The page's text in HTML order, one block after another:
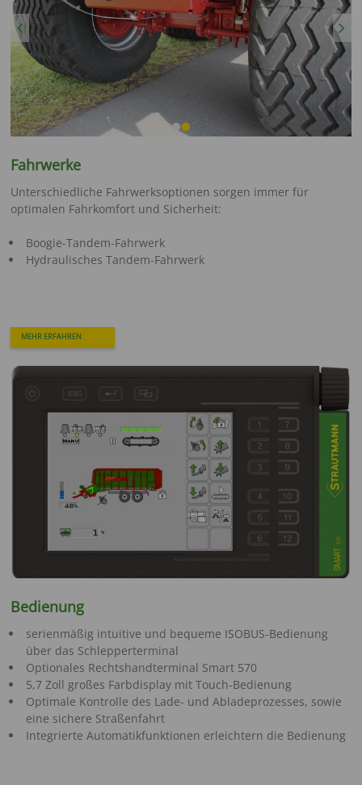
Previous
Fahrwerke
Unterschiedliche Fahrwerksoptionen sorgen immer für
optimalen Fahrkomfort und Sicherheit:
Boogie-Tandem-Fahrwerk
Hydraulisches Tandem-Fahrwerk
MEHR ERFAHREN
Bedienung
serienmäßig intuitive und bequeme ISOBUS-Bedienung
über das Schlepperterminal
Optionales Rechtshandterminal Smart 570
5,7 Zoll großes Farbdisplay mit Touch-Bedienung
Optimale Kontrolle des Lade- und Abladeprozesses, sowie
eine sichere Straßenfahrt
Integrierte Automatikfunktionen erleichtern die Bedienung